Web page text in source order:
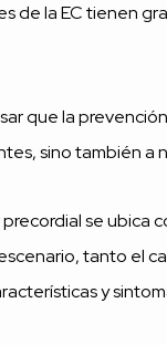
de la EC tienen
que la
sino también a
se ubica
tanto el
y